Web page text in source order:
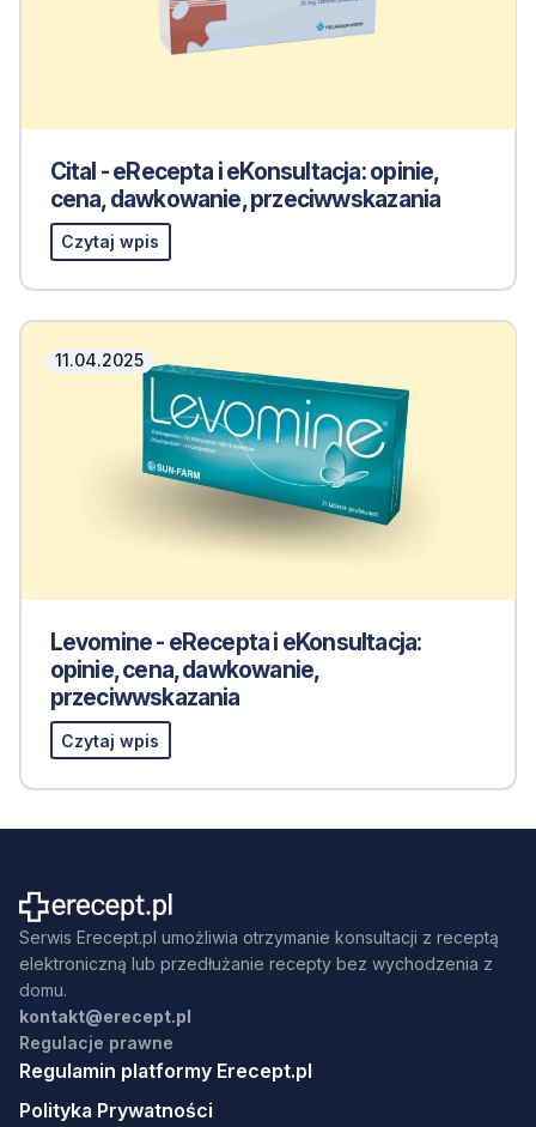
Cital - eRecepta i eKonsultacja: opinie,
cena, dawkowanie, przeciwwskazania
Czytaj wpis
11.04.2025
Levomine - eRecepta i eKonsultacja:
opinie, cena, dawkowanie,
przeciwwskazania
Czytaj wpis
Serwis Erecept.pl umożliwia otrzymanie konsultacji z receptą
elektroniczną lub przedłużanie recepty bez wychodzenia z
domu.
kontakt@erecept.pl
Regulacje prawne
Regulamin platformy Erecept.pl
Polityka Prywatności